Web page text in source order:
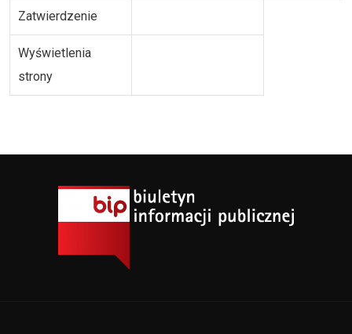
Zatwierdzenie
Wyświetlenia
strony